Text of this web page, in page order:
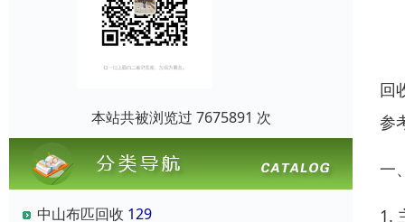
本站共被浏览过 7675891 次
中山布匹回收 129
回
参
一
1.